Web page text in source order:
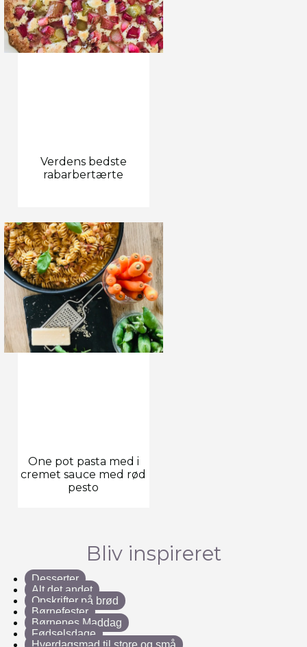
Verdens bedste
rabarbertærte
One pot pasta med i
cremet sauce med rød
pesto
Bliv inspireret
Desserter
Alt det andet
Opskrifter på brød
Børnefester
Børnenes Maddag
Fødselsdage